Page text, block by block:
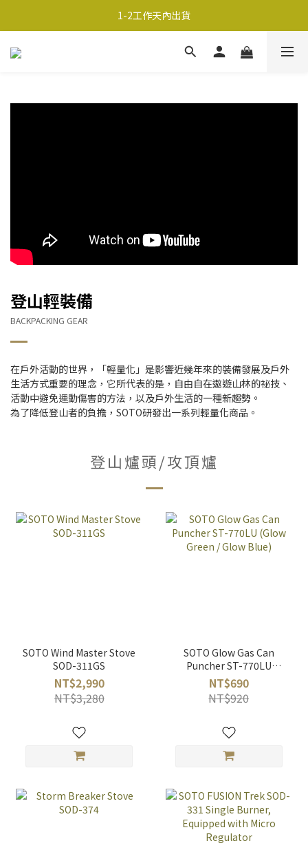
超商取貨690免運；宅配990免運
1-2工作天內出貨
超商取貨690免運；宅配990免運
登山輕裝備
BACKPACKING GEAR
在戶外活動的世界，「輕量化」是影響近幾年來的裝備發展及戶外
生活方式重要的理念，它所代表的是，自由自在遨遊山林的祕技、
活動中避免運動傷害的方法，以及戶外生活的一種新趨勢。
為了降低登山者的負擔，SOTO研發出一系列輕量化商品。
登山爐頭/攻頂爐
SOTO Wind Master Stove
SOD-311GS
NT$2,990
NT$3,280
SOTO Glow Gas Can
Puncher ST-770LU
(Glow Green / Glow
Blue)
NT$690
NT$920